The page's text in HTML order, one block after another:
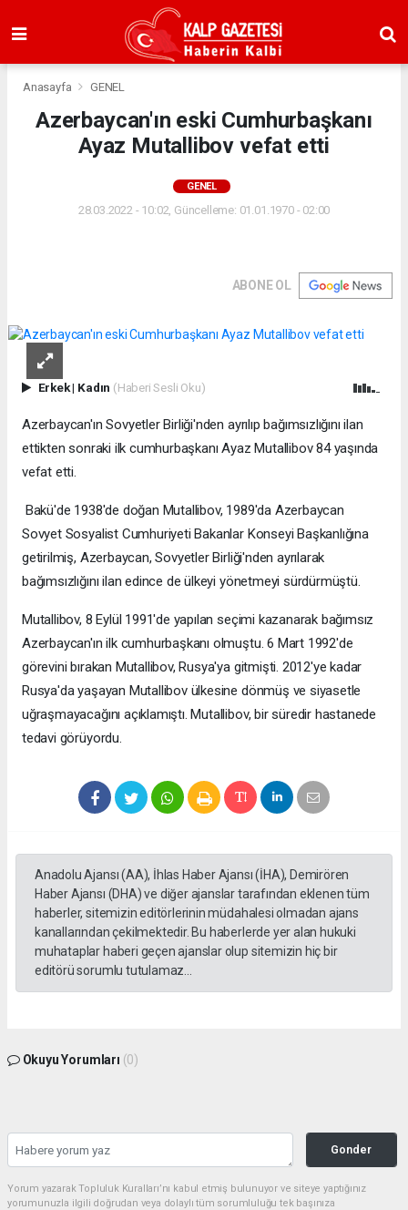
Anasayfa GENEL
Azerbaycan'ın eski Cumhurbaşkanı
Ayaz Mutallibov vefat etti
GENEL
28.03.2022 - 10:02, Güncelleme: 01.01.1970 - 02:00
ABONE OL
Erkek| Kadın (Haberi Sesli Oku)
Azerbaycan'ın Sovyetler Birliği'nden ayrılıp bağımsızlığını ilan
ettikten sonraki ilk cumhurbaşkanı Ayaz Mutallibov 84 yaşında
vefat etti.
Bakü'de 1938'de doğan Mutallibov, 1989'da Azerbaycan
Sovyet Sosyalist Cumhuriyeti Bakanlar Konseyi Başkanlığına
getirilmiş, Azerbaycan, Sovyetler Birliği'nden ayrılarak
bağımsızlığını ilan edince de ülkeyi yönetmeyi sürdürmüştü.
Mutallibov, 8 Eylül 1991'de yapılan seçimi kazanarak bağımsız
Azerbaycan'ın ilk cumhurbaşkanı olmuştu. 6 Mart 1992'de
görevini bırakan Mutallibov, Rusya'ya gitmişti. 2012'ye kadar
Rusya'da yaşayan Mutallibov ülkesine dönmüş ve siyasetle
uğraşmayacağını açıklamıştı. Mutallibov, bir süredir hastanede
tedavi görüyordu.
Anadolu Ajansı (AA), İhlas Haber Ajansı (İHA), Demirören
Haber Ajansı (DHA) ve diğer ajanslar tarafından eklenen tüm
haberler, sitemizin editörlerinin müdahalesi olmadan ajans
kanallarından çekilmektedir. Bu haberlerde yer alan hukuki
muhataplar haberi geçen ajanslar olup sitemizin hiç bir
editörü sorumlu tutulamaz...
Okuyu Yorumları (0)
Gonder
Yorum yazarak Topluluk Kuralları’nı kabul etmiş bulunuyor ve siteye yaptığınız
yorumunuzla ilgili doğrudan veya dolaylı tüm sorumluluğu tek başınıza